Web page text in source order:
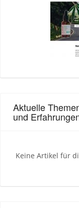
Aktuelle
und
Keine Artikel für